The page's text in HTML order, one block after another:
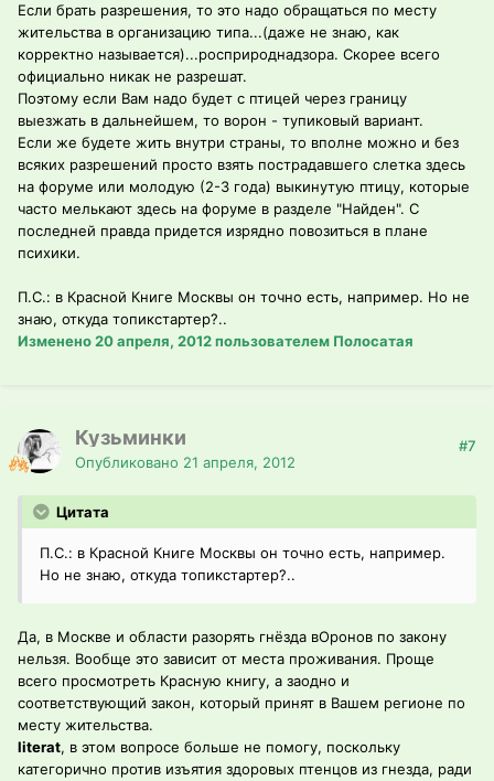
Если брать разрешения, то это надо обращаться по месту
жительства в организацию типа...(даже не знаю, как
корректно называется)...росприроднадзора. Скорее всего
официально никак не разрешат.
Поэтому если Вам надо будет с птицей через границу
выезжать в дальнейшем, то ворон - тупиковый вариант.
Если же будете жить внутри страны, то вполне можно и без
всяких разрешений просто взять пострадавшего слетка здесь
на форуме или молодую (2-3 года) выкинутую птицу, которые
часто мелькают здесь на форуме в разделе "Найден". С
последней правда придется изрядно повозиться в плане
психики.
П.С.: в Красной Книге Москвы он точно есть, например. Но не
знаю, откуда топикстартер?..
Изменено20 апреля, 2012пользователем Полосатая
Кузьминки
Опубликовано 21 апреля, 2012
#7
Цитата
П.С.: в Красной Книге Москвы он точно есть, например.
Но не знаю, откуда топикстартер?..
Да, в Москве и области разорять гнёзда вОронов по закону
нельзя. Вообще это зависит от места проживания. Проще
всего просмотреть Красную книгу, а заодно и
соответствующий закон, который принят в Вашем регионе по
месту жительства.
literat, в этом вопросе больше не помогу, поскольку
категорично против изъятия здоровых птенцов из гнезда, ради